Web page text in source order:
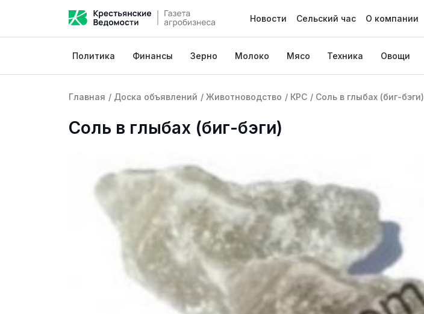
Новости Сельский час О компании
Политика Финансы Зерно Молоко Мясо Техника Овощи
Главная / Доска объявлений / Животноводство / КРС / Соль в глыбах (биг-бэги)
Соль в глыбах (биг-бэги)